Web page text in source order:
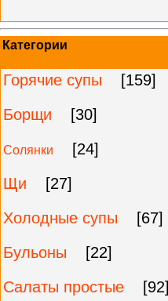
Категории
Горячие супы
[159]
Борщи
[30]
Солянки
[24]
Щи
[27]
Холодные супы
[67]
Бульоны
[22]
Салаты простые
[92]